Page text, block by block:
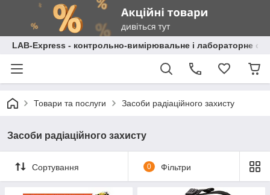
LAB-Express - контрольно-вимірювальне і лабораторне
Товари та послуги Засоби радіаційного захисту
Засоби радіаційного захисту
Сортування 0 Фільтри